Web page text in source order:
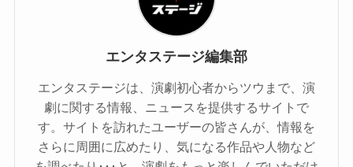
エンタステージ編集部
エンタステージは、演劇初心者からツウまで、演
劇に関する情報、ニュースを提供するサイトで
す。サイトを訪れたユーザーの皆さんが、情報を
さらに周囲に広めたり、気になる作品や人物など